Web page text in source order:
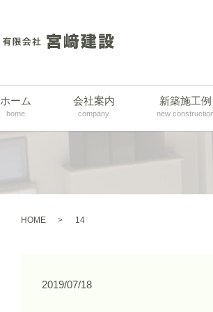
ホーム
home
会社案内
company
新築施工例
new
HOME 14
2019/07/18